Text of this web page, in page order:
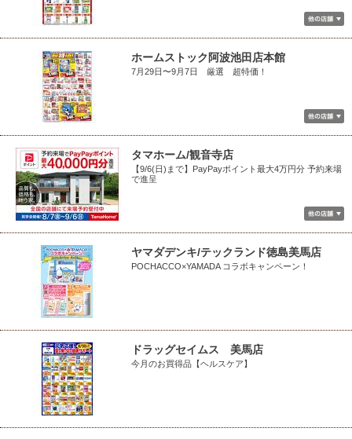
ホームストック阿波池田店本館
7月29日〜9月7日 厳選 超特価！
タマホーム/観音寺店
【9/6(日)まで】PayPayポイント最大4万円分 予約来場
で進呈
ヤマダデンキ/テックランド徳島美馬店
POCHACCO×YAMADA コラボキャンペーン！
ドラッグセイムス 美馬店
今月のお買得品【ヘルスケア】